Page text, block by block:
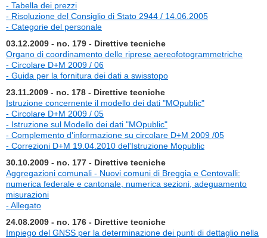
- Tabella dei prezzi
- Risoluzione del Consiglio di Stato 2944 / 14.06.2005
- Categorie del personale
03.12.2009 - no. 179 - Direttive tecniche
Organo di coordinamento delle riprese aereofotogrammetriche
- Circolare D+M 2009 / 06
- Guida per la fornitura dei dati a swisstopo
23.11.2009 - no. 178 - Direttive tecniche
Istruzione concernente il modello dei dati "MOpublic"
- Circolare D+M 2009 / 05
- Istruzione sul Modello dei dati "MOpublic"
- Complemento d'informazione su circolare D+M 2009 /05
- Correzioni D+M 19.04.2010 del'Istruzione Mopublic
30.10.2009 - no. 177 - Direttive tecniche
Aggregazioni comunali - Nuovi comuni di Breggia e Centovalli:
numerica federale e cantonale, numerica sezioni, adeguamento
misurazioni
- Allegato
24.08.2009 - no. 176 - Direttive tecniche
Impiego del GNSS per la determinazione dei punti di dettaglio nella